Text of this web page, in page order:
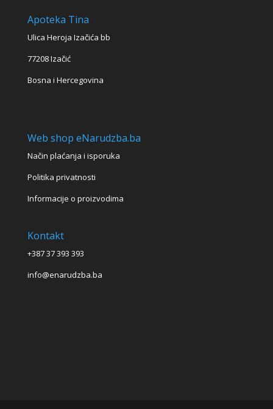
Apoteka Tina
Ulica Heroja Izačića bb
77208 Izačić
Bosna i Hercegovina
Web shop eNarudzba.ba
Način plaćanja i isporuka
Politika privatnosti
Informacije o proizvodima
Kontakt
+387 37 393 393
info@enarudzba.ba